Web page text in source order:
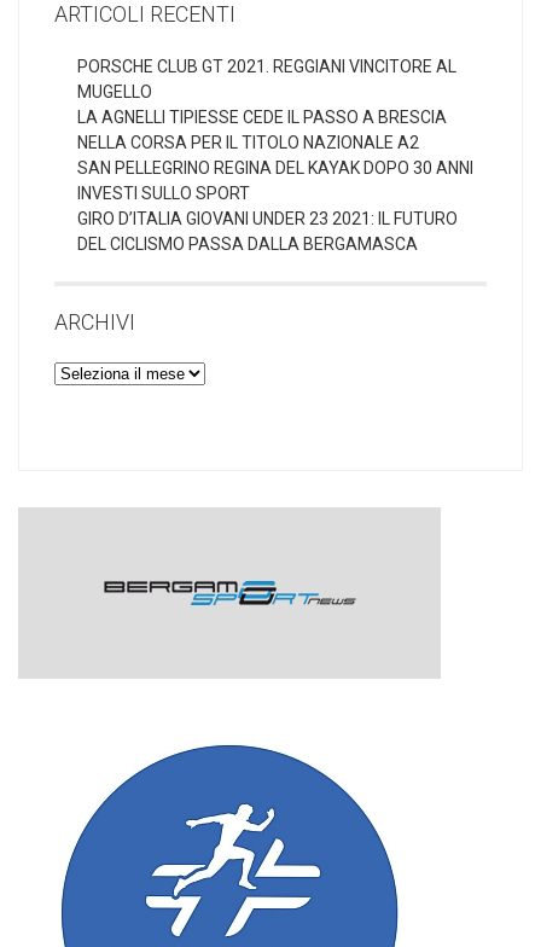
ARTICOLI RECENTI
PORSCHE CLUB GT 2021. REGGIANI VINCITORE AL
MUGELLO
LA AGNELLI TIPIESSE CEDE IL PASSO A BRESCIA
NELLA CORSA PER IL TITOLO NAZIONALE A2
SAN PELLEGRINO REGINA DEL KAYAK DOPO 30 ANNI
INVESTI SULLO SPORT
GIRO D’ITALIA GIOVANI UNDER 23 2021: IL FUTURO
DEL CICLISMO PASSA DALLA BERGAMASCA
ARCHIVI
Archivi